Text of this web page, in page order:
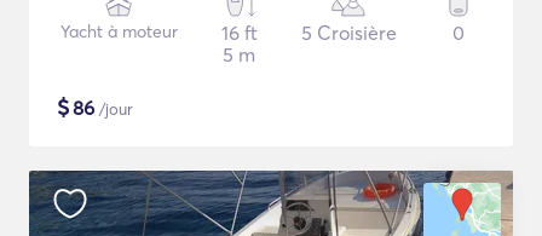
Yacht à moteur
16 ft
5 m
5 Croisière 0
$86 /jour